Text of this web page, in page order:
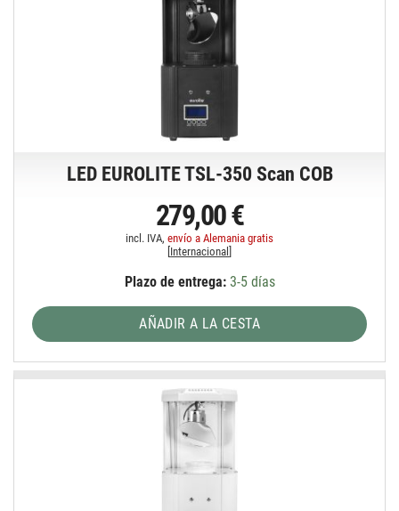
LED EUROLITE TSL-350 Scan COB
279,00 €
incl. IVA,envío a Alemania gratis
Internacional
Plazo de entrega:3-5 días
AÑADIR A LA CESTA